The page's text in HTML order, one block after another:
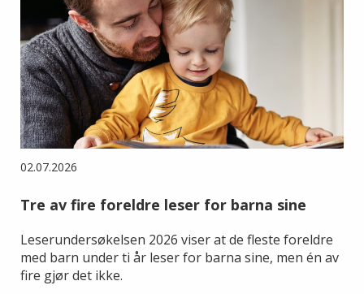
02.07.2026
Tre av fire foreldre leser for barna sine
Leserundersøkelsen 2026 viser at de fleste foreldre
med barn under ti år leser for barna sine, men én av
fire gjør det ikke.